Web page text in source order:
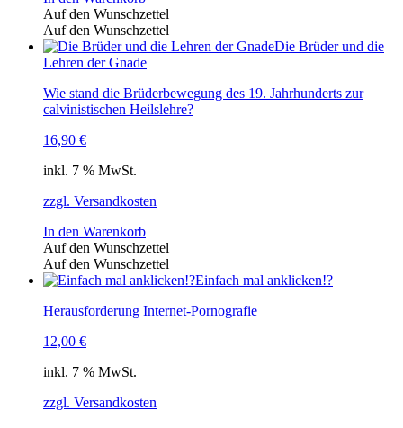
Auf den Wunschzettel
Auf den Wunschzettel
Die Brüder und die
Lehren der Gnade
Wie stand die Brüderbewegung des 19. Jahrhunderts zur
calvinistischen Heilslehre?
16,90 €
inkl. 7 % MwSt.
zzgl. Versandkosten
In den Warenkorb
Auf den Wunschzettel
Auf den Wunschzettel
Einfach mal anklicken!?
Herausforderung Internet-Pornografie
12,00 €
inkl. 7 % MwSt.
zzgl. Versandkosten